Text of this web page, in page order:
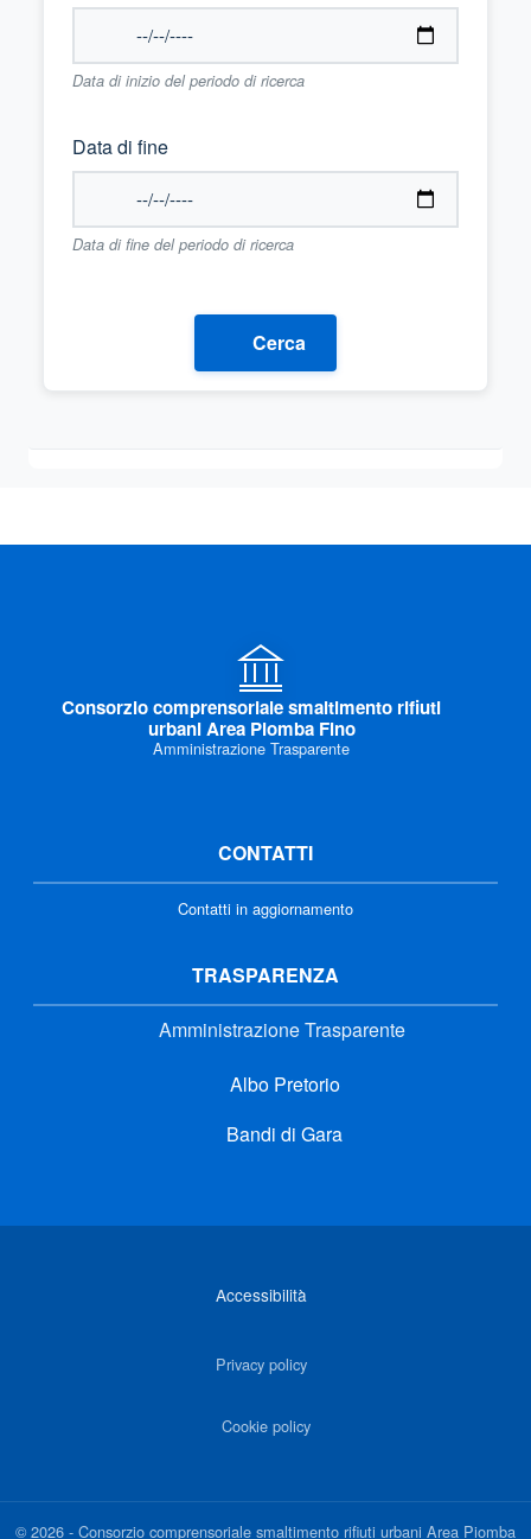
Data di inizio del periodo di ricerca
Data di fine
Data di fine del periodo di ricerca
Cerca
Consorzio comprensoriale smaltimento rifiuti
urbani Area Piomba Fino
Amministrazione Trasparente
CONTATTI
Contatti in aggiornamento
TRASPARENZA
Amministrazione Trasparente
Albo Pretorio
Bandi di Gara
Accessibilità
Privacy policy
Cookie policy
©2026 - Consorzio comprensoriale smaltimento rifiuti urbani Area Piomba